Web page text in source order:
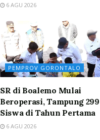
6 AGU 2026
PEMPROV GORONTALO
SR di Boalemo Mulai
Beroperasi, Tampung 299
Siswa di Tahun Pertama
6 AGU 2026